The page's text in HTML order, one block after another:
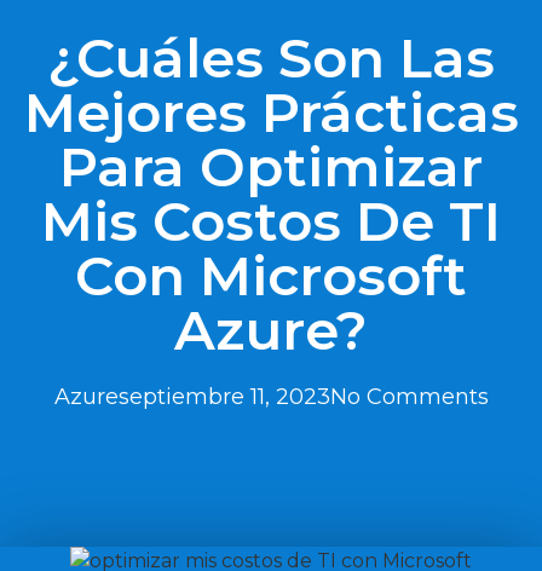
¿Cuáles Son Las
Mejores Prácticas
Para Optimizar
Mis Costos De TI
Con Microsoft
Azure?
Azureseptiembre 11, 2023No Comments